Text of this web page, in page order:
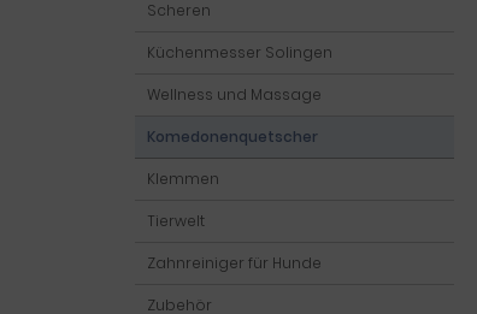
Scheren
Küchenmesser Solingen
Wellness und Massage
Komedonenquetscher
Klemmen
Tierwelt
Zahnreiniger für Hunde
Zubehör